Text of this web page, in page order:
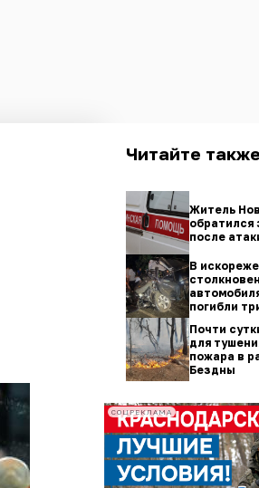
Читайте также
Житель
после
В
погибли
Почти
для
пожара в
Бездны
СОЦРЕКЛАМА